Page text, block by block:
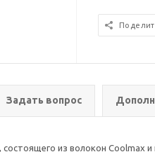
Задать вопрос
из волокон Coolmax